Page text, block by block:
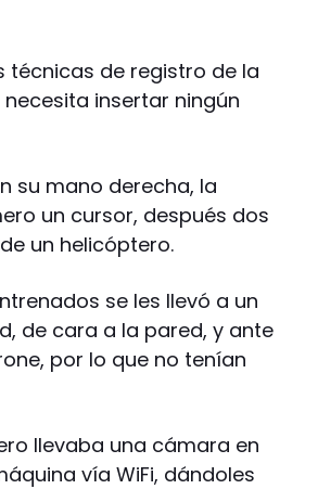
técnicas de registro de la
insertar ningún
su mano derecha, la
un cursor, después dos
un helicóptero.
se les llevó a un
de cara a la pared, y ante
por lo que no tenían
llevaba una cámara en
vía WiFi, dándoles